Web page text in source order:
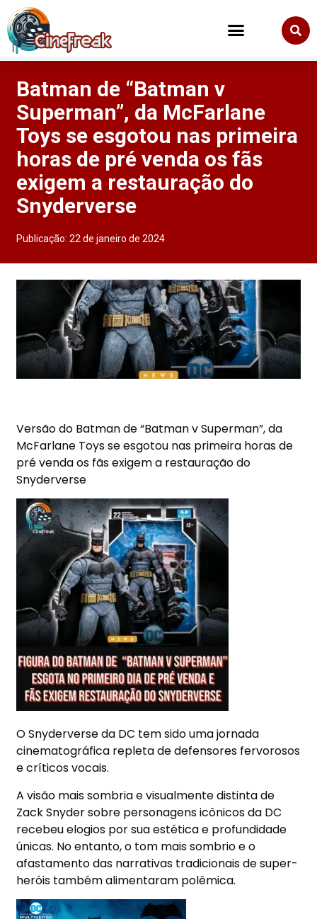
Batman de “Batman v
Superman”, da McFarlane
Toys se esgotou nas primeira
horas de pré venda os fãs
exigem a restauração do
Snyderverse
Publicação:22 de janeiro de 2024
Versão do Batman de “Batman v Superman”, da
McFarlane Toys se esgotou nas primeira horas de
pré venda os fãs exigem a restauração do
Snyderverse
O Snyderverse da DC tem sido uma jornada
cinematográfica repleta de defensores fervorosos
e críticos vocais.
A visão mais sombria e visualmente distinta de
Zack Snyder sobre personagens icônicos da DC
recebeu elogios por sua estética e profundidade
únicas. No entanto, o tom mais sombrio e o
afastamento das narrativas tradicionais de super-
heróis também alimentaram polêmica.